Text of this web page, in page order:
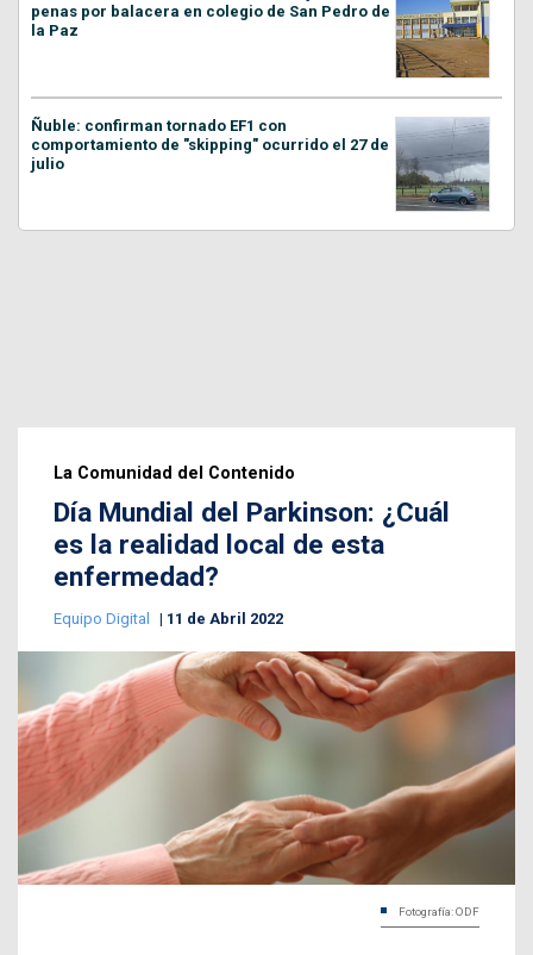
penas por balacera en colegio de San Pedro de
la Paz
Ñuble: confirman tornado EF1 con
comportamiento de "skipping" ocurrido el 27 de
julio
La Comunidad del Contenido
Día Mundial del Parkinson: ¿Cuál
es la realidad local de esta
enfermedad?
Equipo Digital 11 de Abril 2022
Fotografía: ODF